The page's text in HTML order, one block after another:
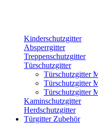
Kinderschutzgitter
Absperrgitter
Treppenschutzgitter
Türschutzgitter
Türschutzgitter
Türschutzgitter
Türschutzgitter
Kaminschutzgitter
Herdschutzgitter
Türgitter Zubehör